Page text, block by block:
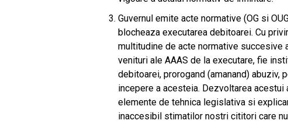
Guvernul emite acte normative (OG si
blocheaza executarea debitoarei. Cu
multitudine de acte normative succesive
venituri ale AAAS de la executare, fie
debitoarei, prorogand (amanand) abuziv,
incepere a acesteia. Dezvoltarea
elemente de tehnica legislativa si
inaccesibil stimatilor nostri cititori care